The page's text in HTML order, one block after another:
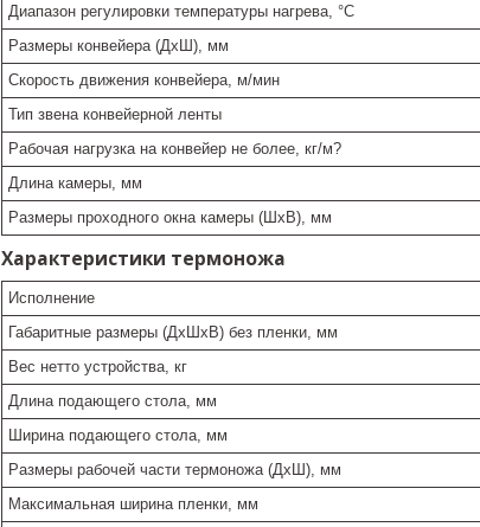
Диапазон регулировки температуры нагрева, °С
Размеры конвейера (ДхШ), мм
Скорость движения конвейера, м/мин
Тип звена конвейерной ленты
Рабочая нагрузка на конвейер не более, кг/м?
Длина камеры, мм
Размеры проходного окна камеры (ШхВ), мм
Характеристики термоножа
Исполнение
Габаритные размеры (ДхШхВ) без пленки, мм
Вес нетто устройства, кг
Длина подающего стола, мм
Ширина подающего стола, мм
Размеры рабочей части термоножа (ДхШ), мм
Максимальная ширина пленки, мм